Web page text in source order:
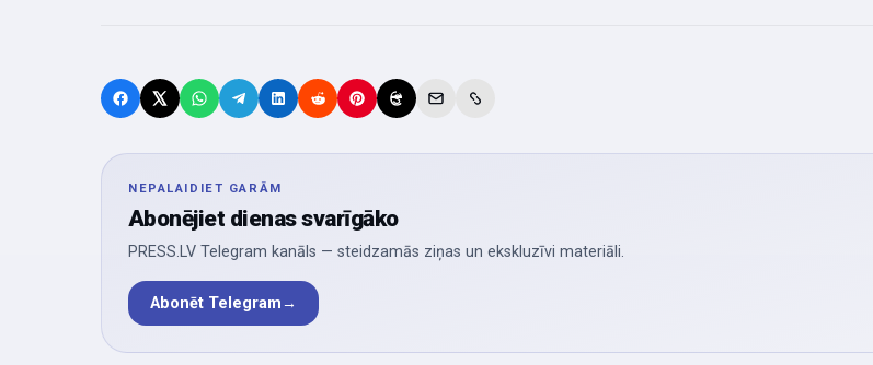
NEPALAIDIET GARĀM
Abonējiet dienas svarīgāko
PRESS.LV Telegram kanāls — steidzamās ziņas un ekskluzīvi materiāli.
Abonēt Telegram→